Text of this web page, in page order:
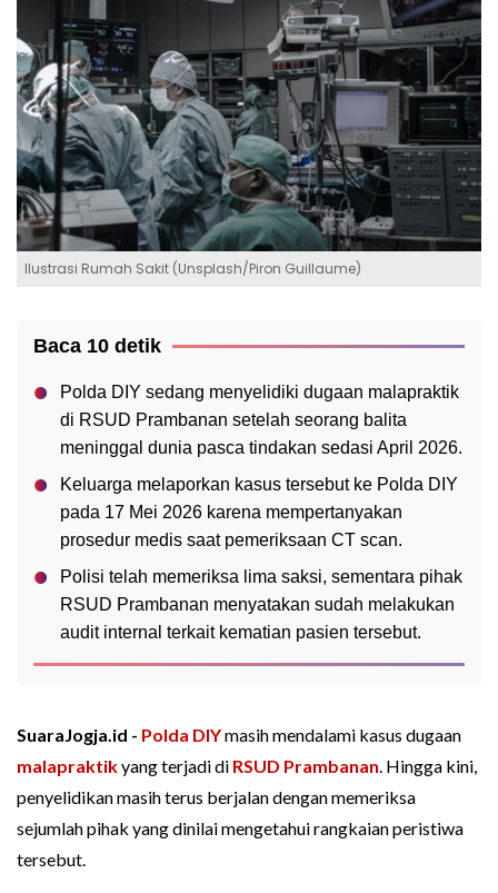
Ilustrasi Rumah Sakit (Unsplash/Piron Guillaume)
Baca 10 detik
Polda DIY sedang menyelidiki dugaan malapraktik
di RSUD Prambanan setelah seorang balita
meninggal dunia pasca tindakan sedasi April 2026.
Keluarga melaporkan kasus tersebut ke Polda DIY
pada 17 Mei 2026 karena mempertanyakan
prosedur medis saat pemeriksaan CT scan.
Polisi telah memeriksa lima saksi, sementara pihak
RSUD Prambanan menyatakan sudah melakukan
audit internal terkait kematian pasien tersebut.
SuaraJogja.id - Polda DIYmasih mendalami kasus dugaan
malapraktikyang terjadi di RSUD Prambanan. Hingga kini,
penyelidikan masih terus berjalan dengan memeriksa
sejumlah pihak yang dinilai mengetahui rangkaian peristiwa
tersebut.